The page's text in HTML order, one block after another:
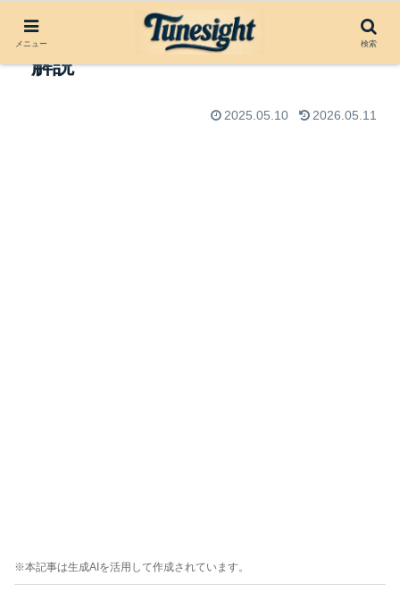
Aftermath by Tricky（1995）楽曲
解説
2025.05.10 2026.05.11
※本記事は生成AIを活用して作成されています。
メニュー 検索